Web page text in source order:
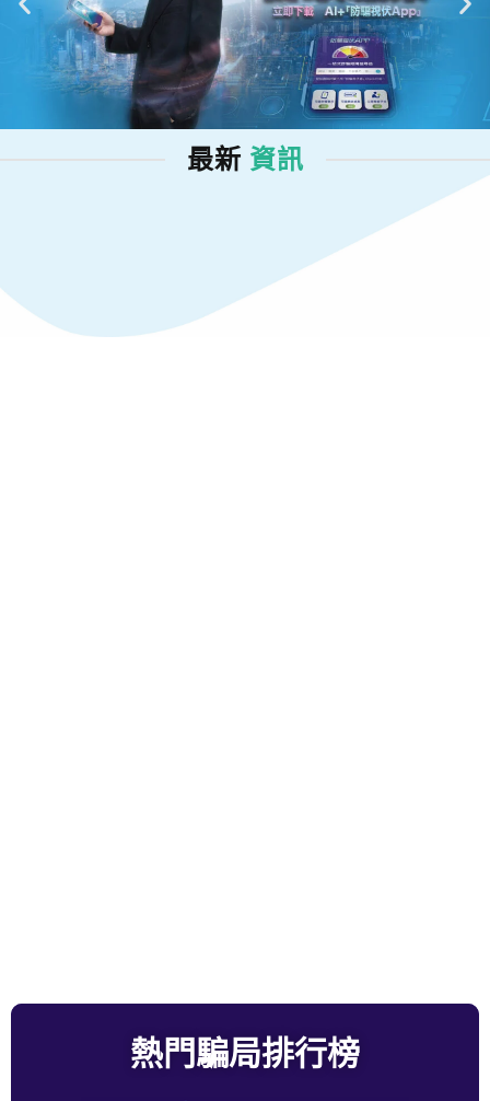
最新 資訊
熱門騙局排行榜